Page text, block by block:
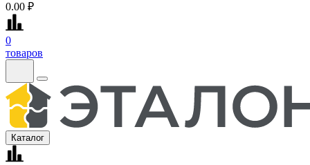
0.00 ₽
0
товаров
Каталог